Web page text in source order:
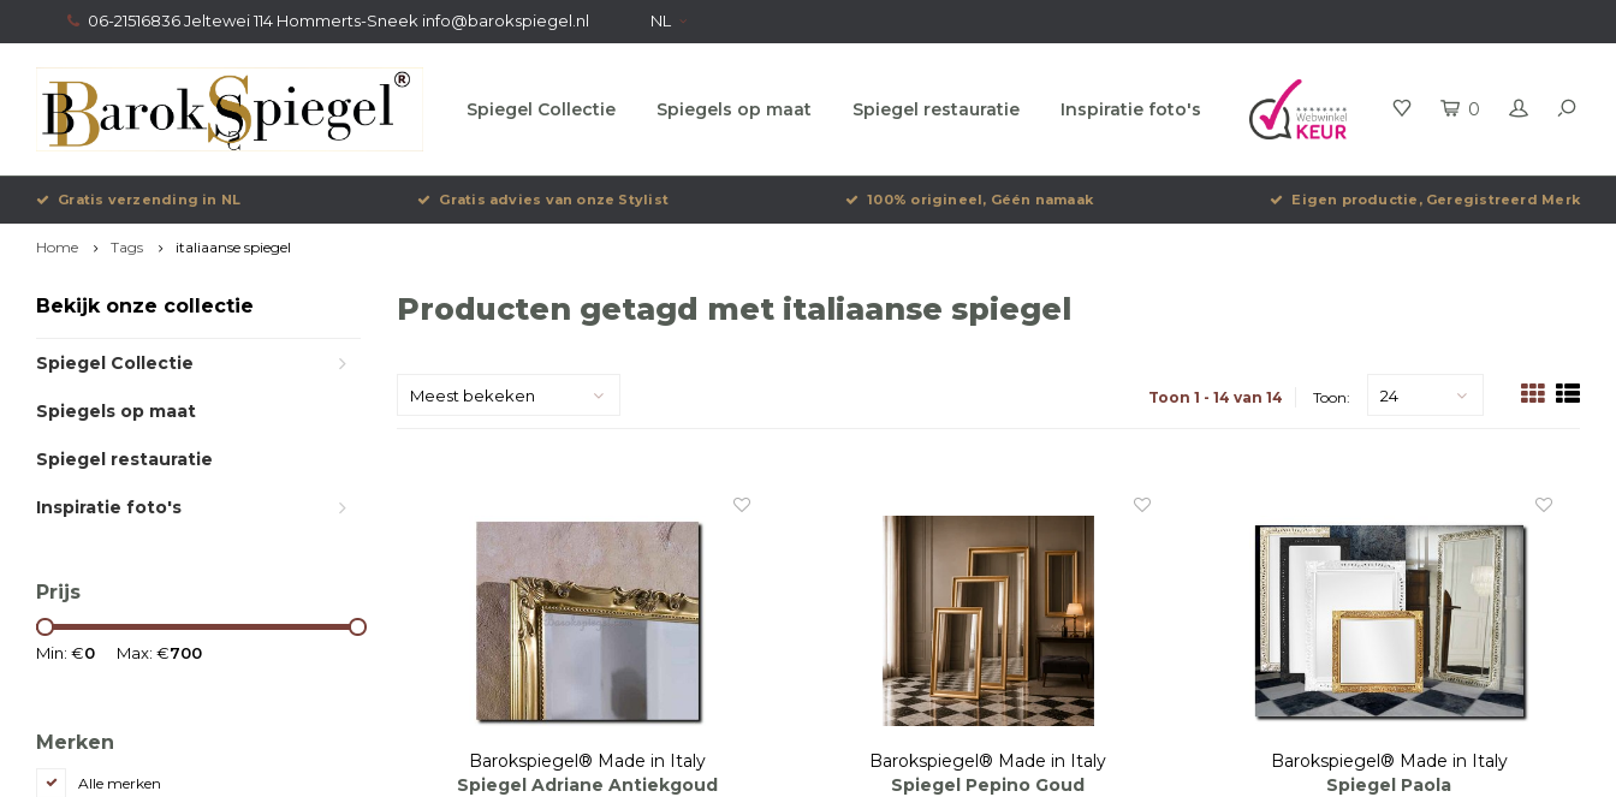
06-21516836 Jeltewei 114 Hommerts-Sneek info@barokspiegel.nl NL
Spiegel Collectie Spiegels op maat Spiegel restauratie Inspiratie foto's 0
Gratis verzending in NL Gratis advies van onze Stylist 100% origineel, Géén namaak Eigen productie, Geregistreerd Merk
Home Tags italiaanse spiegel
Bekijk onze collectie
Spiegel Collectie
Spiegels op maat
Spiegel restauratie
Inspiratie foto's
Prijs
Min: €0 Max: €700
Merken
Alle merken
Producten getagd met italiaanse spiegel
Meest bekeken Toon 1 - 14 van 14 Toon: 24
Barokspiegel® Made in Italy
Spiegel Adriane Antiekgoud
Barokspiegel® Made in Italy
Spiegel Pepino Goud
Barokspiegel® Made in Italy
Spiegel Paola